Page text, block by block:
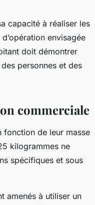
capacité à réaliser les
envisagée
doit démontrer
personnes et des
commerciale
fonction de leur masse
kilogrammes ne
spécifiques et sous
amenés à utiliser un